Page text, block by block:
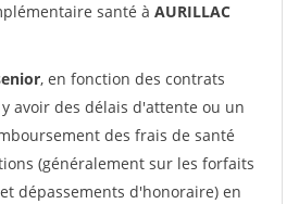
santé à AURILLAC
, en fonction des contrats
avoir des délais d'attente ou un
des frais de santé
(généralement sur les forfaits
dépassements d'honoraire) en